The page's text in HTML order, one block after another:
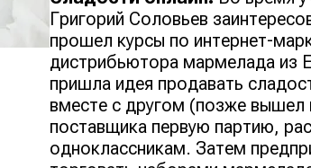
Григорий Соловьев
прошел курсы по интернет-
дистрибьютора мармелада из
пришла идея продавать
вместе с другом (позже вышел
поставщика первую партию,
одноклассникам. Затем